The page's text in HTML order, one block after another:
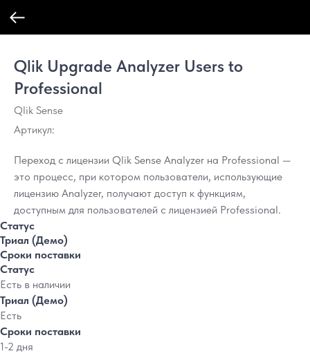
Qlik Upgrade Analyzer Users to
Professional
Qlik Sense
Артикул:
Переход с лицензии Qlik Sense Analyzer на Professional —
это процесс, при котором пользователи, использующие
лицензию Analyzer, получают доступ к функциям,
доступным для пользователей с лицензией Professional.
Статус
Триал (Демо)
Сроки поставки
Статус
Есть в наличии
Триал (Демо)
Есть
Сроки поставки
1-2 дня